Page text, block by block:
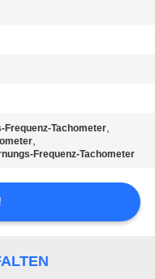
Frequenz-Tachometer,
,
Frequenz-Tachometer